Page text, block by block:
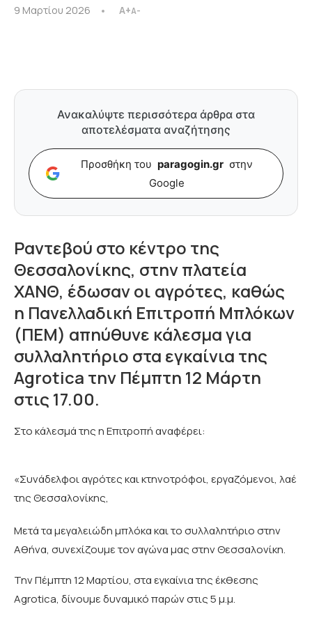
9 Μαρτίου 2026 A+A-
Ανακαλύψτε περισσότερα άρθρα στα
αποτελέσματα αναζήτησης
Προσθήκη του paragogin.gr στην
Google
Ραντεβού στο κέντρο της
Θεσσαλονίκης, στην πλατεία
ΧΑΝΘ, έδωσαν οι αγρότες, καθώς
η Πανελλαδική Επιτροπή Μπλόκων
(ΠΕΜ) απηύθυνε κάλεσμα για
συλλαλητήριο στα εγκαίνια της
Agrotica την Πέμπτη 12 Μάρτη
στις 17.00.
Στο κάλεσμά της η Επιτροπή αναφέρει:
«Συνάδελφοι αγρότες και κτηνοτρόφοι, εργαζόμενοι, λαέ
της Θεσσαλονίκης,
Μετά τα μεγαλειώδη μπλόκα και το συλλαλητήριο στην
Αθήνα, συνεχίζουμε τον αγώνα μας στην Θεσσαλονίκη.
Την Πέμπτη 12 Μαρτίου, στα εγκαίνια της έκθεσης
Αgrotica, δίνουμε δυναμικό παρών στις 5 μ.μ.